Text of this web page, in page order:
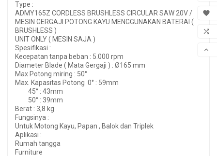
MY



Type :
ADMY165Z CORDLESS BRUSHLESS CIRCULAR SAW 20V /
MESIN GERGAJI POTONG KAYU MENGGUNAKAN BATERAI (
BRUSHLESS )
UNIT ONLY ( MESIN SAJA )
Spesifikasi :
Kecepatan tanpa beban : 5.000 rpm
Diameter Blade ( Mata Gergaji ) : Ø165 mm
Max Potong miring : 50°
Max. Kapasitas Potong 0° : 59mm
45° : 43mm
50° : 39mm
Berat : 3,8 kg
Fungsinya :
Untuk Motong Kayu, Papan , Balok dan Triplek
Aplikasi :
Rumah tangga
Furniture